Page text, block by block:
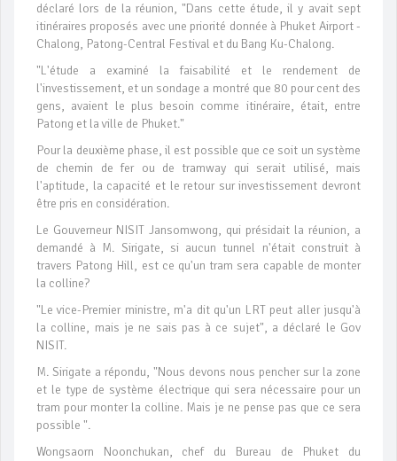
déclaré lors de la réunion, "Dans cette étude, il y avait sept
itinéraires proposés avec une priorité donnée à Phuket Airport -
Chalong, Patong-Central Festival et du Bang Ku-Chalong.
"L'étude a examiné la faisabilité et le rendement de
l'investissement, et un sondage a montré que 80 pour cent des
gens, avaient le plus besoin comme itinéraire, était, entre
Patong et la ville de Phuket."
Pour la deuxième phase, il est possible que ce soit un système
de chemin de fer ou de tramway qui serait utilisé, mais
l'aptitude, la capacité et le retour sur investissement devront
être pris en considération.
Le Gouverneur NISIT Jansomwong, qui présidait la réunion, a
demandé à M. Sirigate, si aucun tunnel n'était construit à
travers Patong Hill, est ce qu'un tram sera capable de monter
la colline?
"Le vice-Premier ministre, m'a dit qu'un LRT peut aller jusqu'à
la colline, mais je ne sais pas à ce sujet", a déclaré le Gov
NISIT.
M. Sirigate a répondu, "Nous devons nous pencher sur la zone
et le type de système électrique qui sera nécessaire pour un
tram pour monter la colline. Mais je ne pense pas que ce sera
possible ".
Wongsaorn Noonchukan, chef du Bureau de Phuket du